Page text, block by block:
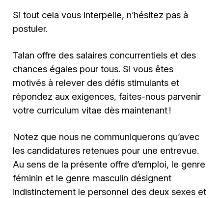
Si tout cela vous interpelle, n’hésitez pas à
postuler.
Talan offre des salaires concurrentiels et des
chances égales pour tous. Si vous êtes
motivés à relever des défis stimulants et
répondez aux exigences, faites-nous parvenir
votre curriculum vitae dès maintenant !
Notez que nous ne communiquerons qu’avec
les candidatures retenues pour une entrevue.
Au sens de la présente offre d’emploi, le genre
féminin et le genre masculin désignent
indistinctement le personnel des deux sexes et